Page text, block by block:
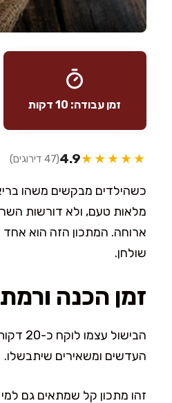
זמן עבודה: 10 דקות
★★★★★
4.9(47 דירוגים)
כשהילדים מבקשים משהו
ארוחה. המתכון הזה הוא אחד
שולחן.
זמן הכנה
העדשים ומשאירים שיתבשלו.
זהו מתכון קל שמתאים גם